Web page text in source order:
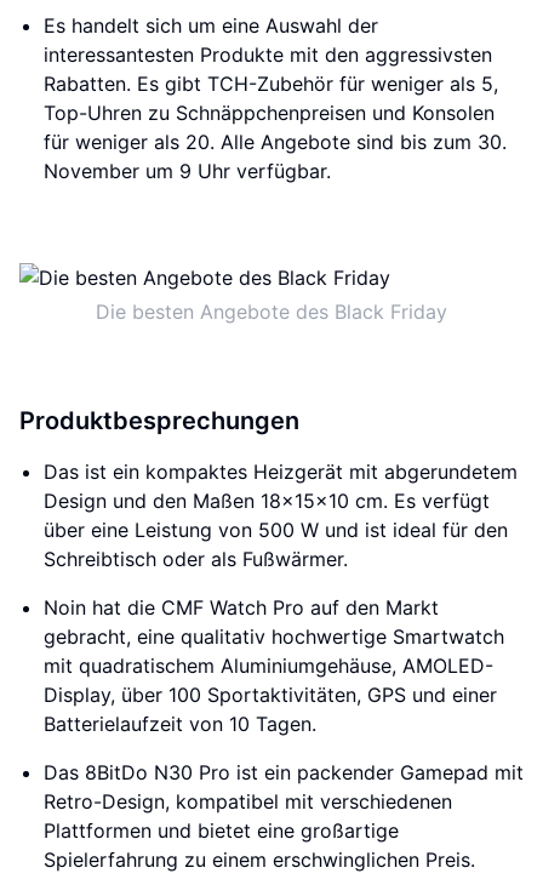
Es handelt sich um eine Auswahl der
interessantesten Produkte mit den aggressivsten
Rabatten. Es gibt TCH-Zubehör für weniger als 5,
Top-Uhren zu Schnäppchenpreisen und Konsolen
für weniger als 20. Alle Angebote sind bis zum 30.
November um 9 Uhr verfügbar.
Die besten Angebote des Black Friday
Produktbesprechungen
Das ist ein kompaktes Heizgerät mit abgerundetem
Design und den Maßen 18x15x10 cm. Es verfügt
über eine Leistung von 500 W und ist ideal für den
Schreibtisch oder als Fußwärmer.
Noin hat die CMF Watch Pro auf den Markt
gebracht, eine qualitativ hochwertige Smartwatch
mit quadratischem Aluminiumgehäuse, AMOLED-
Display, über 100 Sportaktivitäten, GPS und einer
Batterielaufzeit von 10 Tagen.
Das 8BitDo N30 Pro ist ein packender Gamepad mit
Retro-Design, kompatibel mit verschiedenen
Plattformen und bietet eine großartige
Spielerfahrung zu einem erschwinglichen Preis.